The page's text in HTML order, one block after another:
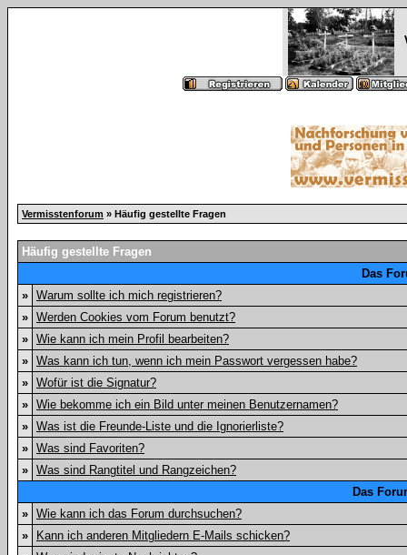
Vermisstenforum » Häufig gestellte Fragen
Häufig gestellte Fragen
Das
» Warum sollte ich mich registrieren?
» Werden Cookies vom Forum benutzt?
» Wie kann ich mein Profil bearbeiten?
» Was kann ich tun, wenn ich mein Passwort vergessen habe?
» Wofür ist die Signatur?
» Wie bekomme ich ein Bild unter meinen Benutzernamen?
» Was ist die Freunde-Liste und die Ignorierliste?
» Was sind Favoriten?
» Was sind Rangtitel und Rangzeichen?
Das
» Wie kann ich das Forum durchsuchen?
»
Kann ich anderen Mitgliedern E-Mails schicken?